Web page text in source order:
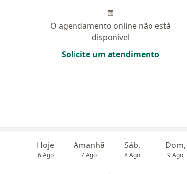
O agendamento online não está
disponível
Solicite um atendimento
Hoje
6 Ago
Amanhã
7 Ago
Sáb,
8 Ago
Dom,
9 Ago